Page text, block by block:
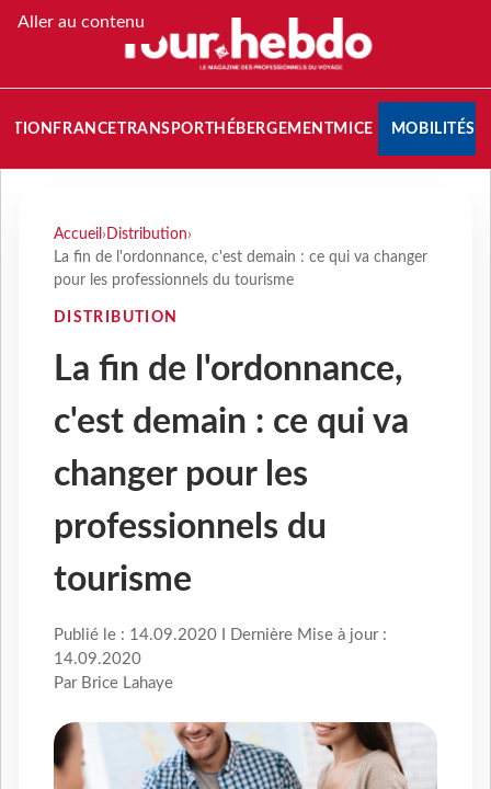
Aller au contenu
FRANCETRANSPORT HÉBERGEMENTMICE MOBILITÉS
Accueil › Distribution›
La fin de l'ordonnance, c'est demain : ce qui va changer
pour les professionnels du tourisme
DISTRIBUTION
La fin de l'ordonnance,
c'est demain : ce qui va
changer pour les
professionnels du
tourisme
Publié le : 14.09.2020 I Dernière Mise à jour :
14.09.2020
Par Brice Lahaye